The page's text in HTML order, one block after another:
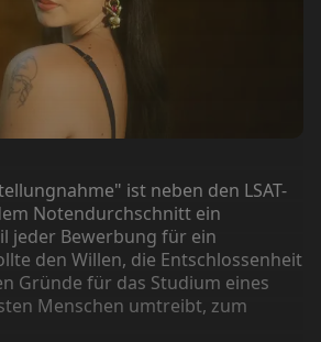
ist neben den LSAT-
Notendurchschnitt ein
jeder Bewerbung für ein
den Willen, die Entschlossenheit
Gründe für das Studium eines
Menschen umtreibt, zum